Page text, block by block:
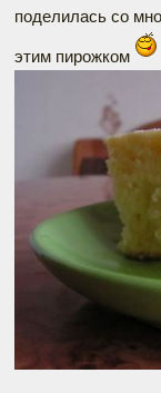
поделилась со
этим пирожком